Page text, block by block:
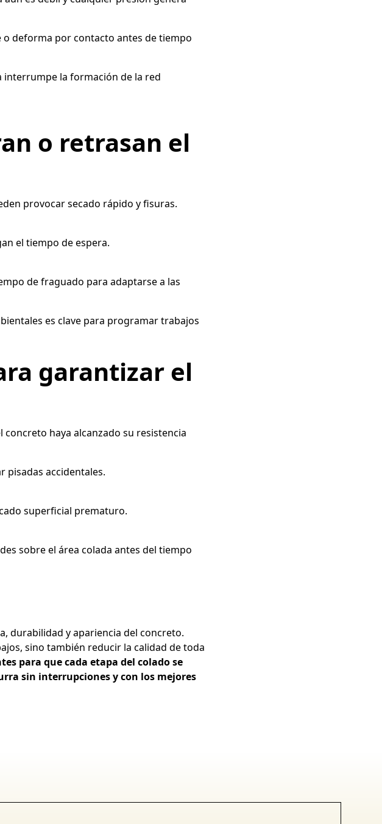
o deforma por contacto antes de tiempo
interrumpe la formación de la red
o retrasan el
provocar secado rápido y fisuras.
el tiempo de espera.
de fraguado para adaptarse a las
es clave para programar trabajos
garantizar el
haya alcanzado su resistencia
accidentales.
superficial prematuro.
sobre el área colada antes del tiempo
durabilidad y apariencia del concreto.
sino también reducir la calidad de toda
para que cada etapa del colado se
sin interrupciones y con los mejores